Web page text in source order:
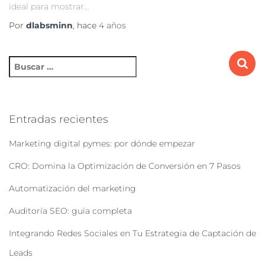
ideal para mostrar…
Por dlabsminn, hace 4 años
Entradas recientes
Marketing digital pymes: por dónde empezar
CRO: Domina la Optimización de Conversión en 7 Pasos
Automatización del marketing
Auditoría SEO: guía completa
Integrando Redes Sociales en Tu Estrategia de Captación de
Leads